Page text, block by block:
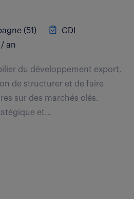
(51)
CDI
an
du développement export,
de structurer et de faire
sur des marchés clés.
et...